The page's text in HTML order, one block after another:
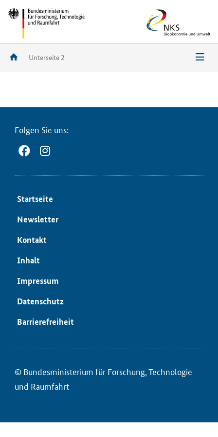
Unterseite 2
Fol­gen Sie uns:
Start­sei­te
News­let­ter
Kon­takt
In­halt
Im­pres­sum
Da­ten­schutz
Bar­rie­re­frei­heit
© Bun­des­mi­nis­te­ri­um für ­For­schung, Tech­no­lo­gie
und Raum­fahrt